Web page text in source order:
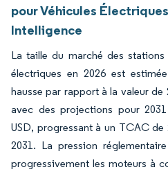
pour Véhicules
Intelligence
La taille du marché des
électriques en 2026 est
hausse par rapport à la valeur de
avec des projections pour
USD, progressant à un TCAC de
2031. La pression
progressivement les moteurs à